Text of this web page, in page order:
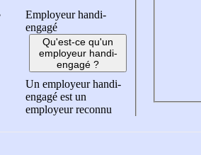
Employeur handi-
engagé
Qu'est-ce qu'un
employeur handi-
engagé ?
Un employeur handi-
engagé est un
employeur reconnu